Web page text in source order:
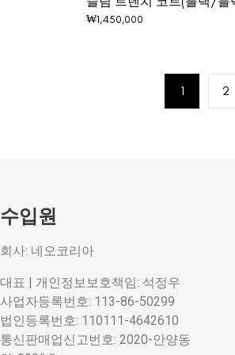
₩1,450,000
1 2
수입원
회사: 네오코리아
대표 | 개인정보보호책임: 석정우
사업자등록번호: 113-86-50299
법인등록번호: 110111-4642610
통신판매업신고번호: 2020-안양동